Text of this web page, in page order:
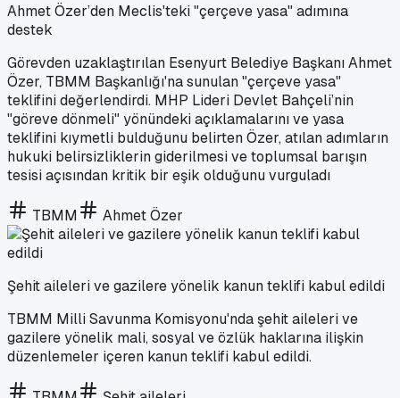
Ahmet Özer’den Meclis'teki "çerçeve yasa" adımına
destek
Görevden uzaklaştırılan Esenyurt Belediye Başkanı Ahmet
Özer, TBMM Başkanlığı'na sunulan "çerçeve yasa"
teklifini değerlendirdi. MHP Lideri Devlet Bahçeli’nin
"göreve dönmeli" yönündeki açıklamalarını ve yasa
teklifini kıymetli bulduğunu belirten Özer, atılan adımların
hukuki belirsizliklerin giderilmesi ve toplumsal barışın
tesisi açısından kritik bir eşik olduğunu vurguladı
TBMM Ahmet Özer
Şehit aileleri ve gazilere yönelik kanun teklifi kabul edildi
TBMM Milli Savunma Komisyonu'nda şehit aileleri ve
gazilere yönelik mali, sosyal ve özlük haklarına ilişkin
düzenlemeler içeren kanun teklifi kabul edildi.